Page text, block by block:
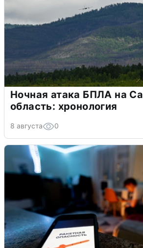
Ночная атака БПЛА на
область: хронология
8 августа 0